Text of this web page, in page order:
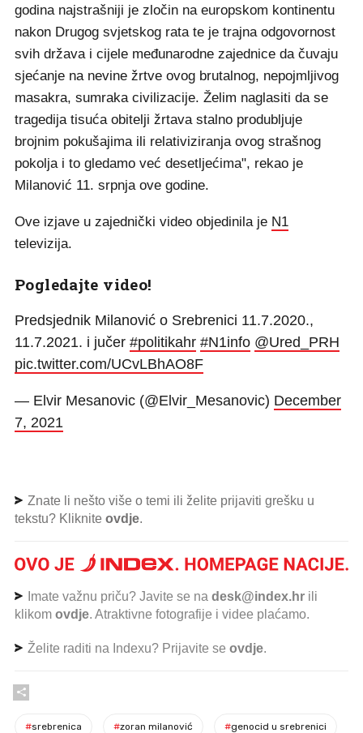
godina najstrašniji je zločin na europskom kontinentu
nakon Drugog svjetskog rata te je trajna odgovornost
svih država i cijele međunarodne zajednice da čuvaju
sjećanje na nevine žrtve ovog brutalnog, nepojmljivog
masakra, sumraka civilizacije. Želim naglasiti da se
tragedija tisuća obitelji žrtava stalno produbljuje
brojnim pokušajima ili relativiziranja ovog strašnog
pokolja i to gledamo već desetljećima", rekao je
Milanović 11. srpnja ove godine.
Ove izjave u zajednički video objedinila je N1
televizija.
Pogledajte video!
Predsjednik Milanović o Srebrenici 11.7.2020.,
11.7.2021. i jučer #politikahr #N1info @Ured_PRH
pic.twitter.com/UCvLBhAO8F
— Elvir Mesanovic (@Elvir_Mesanovic) December
7, 2021
Znate li nešto više o temi ili želite prijaviti grešku u
tekstu? Kliknite ovdje.
Imate važnu priču? Javite se na desk@index.hr ili
klikom ovdje. Atraktivne fotografije i videe plaćamo.
Želite raditi na Indexu? Prijavite se ovdje.
#srebrenica #zoran milanović #genocid u srebrenici